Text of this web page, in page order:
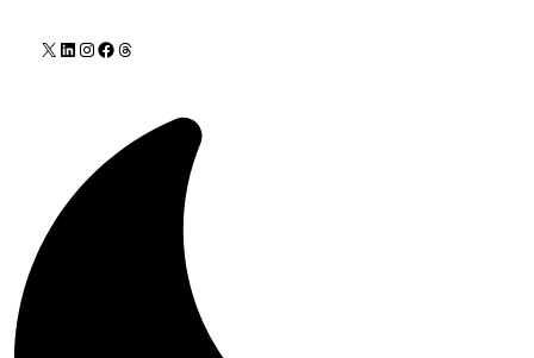
X LinkedIn
Instagram
Facebook
Threads